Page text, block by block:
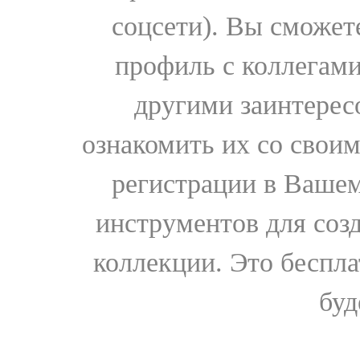
соцсети). Вы
профиль с
другими
ознакомить их со
регистрации в
инструментов для
коллекции. Это